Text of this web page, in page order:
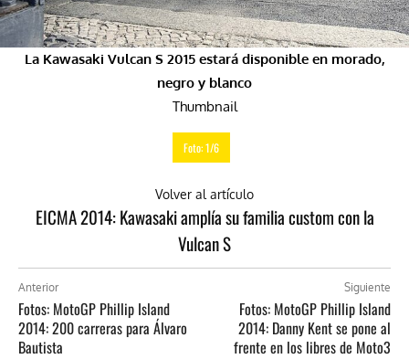
La Kawasaki Vulcan S 2015 estará disponible en morado,
negro y blanco
Thumbnail
Foto: 1/6
Volver al artículo
EICMA 2014: Kawasaki amplía su familia custom con la
Vulcan S
Anterior
Fotos: MotoGP Phillip Island
2014: 200 carreras para Álvaro
Bautista
Siguiente
Fotos: MotoGP Phillip Island
2014: Danny Kent se pone al
frente en los libres de Moto3